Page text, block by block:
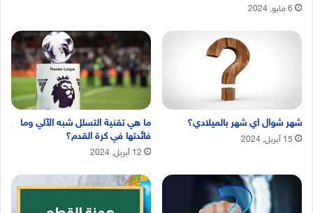
6 مايو, 2024
شهر شوال اي شهر بالميلادي؟
15 أبريل, 2024
ما هي تقنية التسلل شبه الآلي وما
فائدتها في كرة القدم؟
12 أبريل, 2024